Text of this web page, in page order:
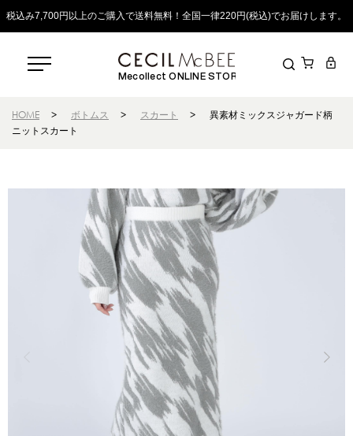
税込み7,700円以上のご購入で送料無料！全国一律220円(税込)でお届けします。
Mecollect ONLINE STORE
HOME > ボトムス > スカート >
異素材ミックスジャガード柄
ニットスカート